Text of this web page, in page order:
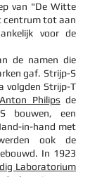
van "De Witte
centrum tot aan
voor de
de namen die
gaf. Strijp-S
volgden Strijp-T
Anton Philips de
bouwen, een
in-hand met
ook de
In 1923
Laboratorium